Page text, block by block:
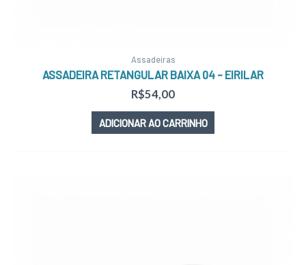
Assadeiras
ASSADEIRA RETANGULAR BAIXA 04 – EIRILAR
R$54,00
ADICIONAR AO CARRINHO